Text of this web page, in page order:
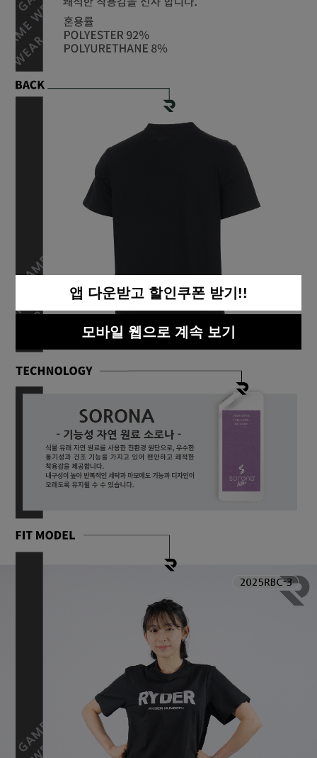
앱 다운받고 할인쿠폰 받기!!
모바일 웹으로 계속 보기